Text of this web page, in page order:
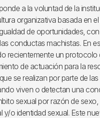
a la voluntad de la
organizativa basada en
de oportunidades, con
conductas machistas. En
recientemente un protocolo
de actuación para la
se realizan por parte de las
viven o detectan una
sexual por razón de sexo,
y/o identidad sexual. Este